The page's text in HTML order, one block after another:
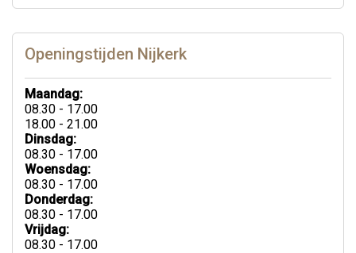
Openingstijden Nijkerk
Maandag:
08.30 - 17.00
18.00 - 21.00
Dinsdag:
08.30 - 17.00
Woensdag:
08.30 - 17.00
Donderdag:
08.30 - 17.00
Vrijdag:
08.30 - 17.00